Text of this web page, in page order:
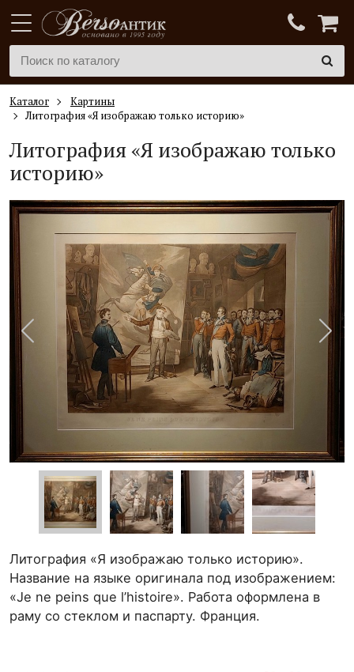
Каталог
Картины
Литография «Я изображаю только историю»
Литография «Я изображаю только
историю»
Литография «Я изображаю только историю».
Название на языке оригинала под изображением:
«Je ne peins que l’histoire». Работа оформлена в
раму со стеклом и паспарту. Франция.